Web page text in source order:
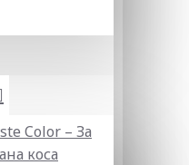
Color – За
коса